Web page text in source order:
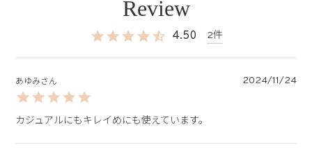
4.50 2
あゆみ 2024/11/24
カジュアルにもキレイめにも使えています。